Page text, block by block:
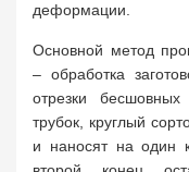
деформации.
Основной метод
– обработка
отрезки
трубок, круглый
и наносят на один